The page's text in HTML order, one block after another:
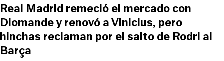
Real Madrid remeció el mercado con
Diomande y renovó a Vinicius, pero
hinchas reclaman por el salto de Rodri al
Barça